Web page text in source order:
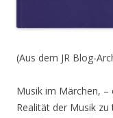
(Aus dem JR Blog-
Musik im Märchen,
Realität der Musik